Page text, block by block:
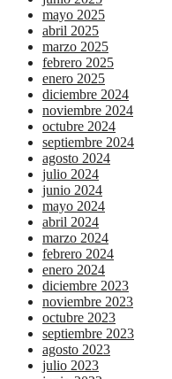
mayo 2025
abril 2025
marzo 2025
febrero 2025
enero 2025
diciembre 2024
noviembre 2024
octubre 2024
septiembre 2024
agosto 2024
julio 2024
junio 2024
mayo 2024
abril 2024
marzo 2024
febrero 2024
enero 2024
diciembre 2023
noviembre 2023
octubre 2023
septiembre 2023
agosto 2023
julio 2023